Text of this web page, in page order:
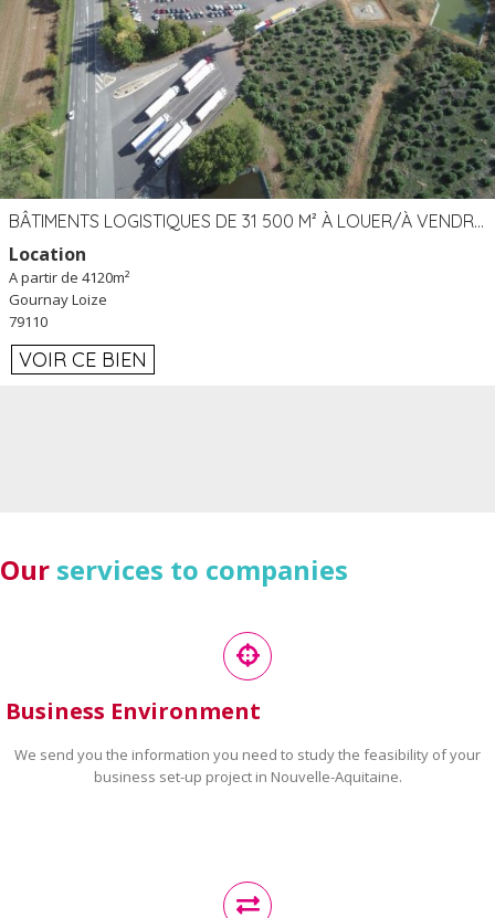
BÂTIMENTS LOGISTIQUES DE 31 500 M² À LOUER/À VENDRE SUR UN SITE DE 17 HA (79)
Location
A partir de 4120m²
Gournay Loize
79110
VOIR CE BIEN
Our services to companies
Business Environment
We send you the information you need to study the feasibility of your
business set-up project in Nouvelle-Aquitaine.